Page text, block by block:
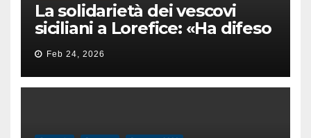
La solidarietà dei vescovi
siciliani a Lorefice: «Ha difeso
il valore e la dignità
dell’umanità»
Feb 24, 2026